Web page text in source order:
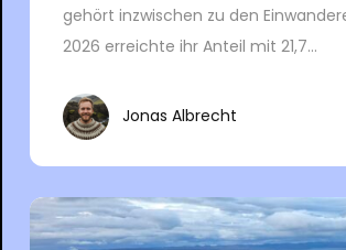
gehört inzwischen zu den
2026 erreichte ihr Anteil mit 21,7...
Jonas Albrecht